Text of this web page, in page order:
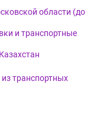
области (до
и транспортные
транспортных